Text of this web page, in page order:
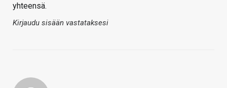
yhteensä.
Kirjaudu sisään vastataksesi